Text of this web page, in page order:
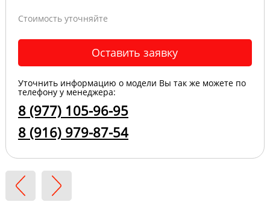
Стоимость уточняйте
Оставить заявку
Уточнить информацию о модели Вы так же можете по
телефону у менеджера:
8 (977) 105-96-95
8 (916) 979-87-54